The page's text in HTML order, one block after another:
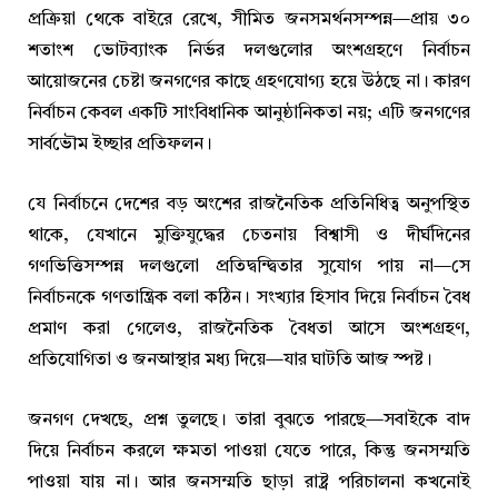
প্রক্রিয়া থেকে বাইরে রেখে, সীমিত জনসমর্থনসম্পন্ন—প্রায় ৩০
শতাংশ ভোটব্যাংক নির্ভর দলগুলোর অংশগ্রহণে নির্বাচন
আয়োজনের চেষ্টা জনগণের কাছে গ্রহণযোগ্য হয়ে উঠছে না। কারণ
নির্বাচন কেবল একটি সাংবিধানিক আনুষ্ঠানিকতা নয়; এটি জনগণের
সার্বভৌম ইচ্ছার প্রতিফলন।
যে নির্বাচনে দেশের বড় অংশের রাজনৈতিক প্রতিনিধিত্ব অনুপস্থিত
থাকে, যেখানে মুক্তিযুদ্ধের চেতনায় বিশ্বাসী ও দীর্ঘদিনের
গণভিত্তিসম্পন্ন দলগুলো প্রতিদ্বন্দ্বিতার সুযোগ পায় না—সে
নির্বাচনকে গণতান্ত্রিক বলা কঠিন। সংখ্যার হিসাব দিয়ে নির্বাচন বৈধ
প্রমাণ করা গেলেও, রাজনৈতিক বৈধতা আসে অংশগ্রহণ,
প্রতিযোগিতা ও জনআস্থার মধ্য দিয়ে—যার ঘাটতি আজ স্পষ্ট।
জনগণ দেখছে, প্রশ্ন তুলছে। তারা বুঝতে পারছে—সবাইকে বাদ
দিয়ে নির্বাচন করলে ক্ষমতা পাওয়া যেতে পারে, কিন্তু জনসম্মতি
পাওয়া যায় না। আর জনসম্মতি ছাড়া রাষ্ট্র পরিচালনা কখনোই